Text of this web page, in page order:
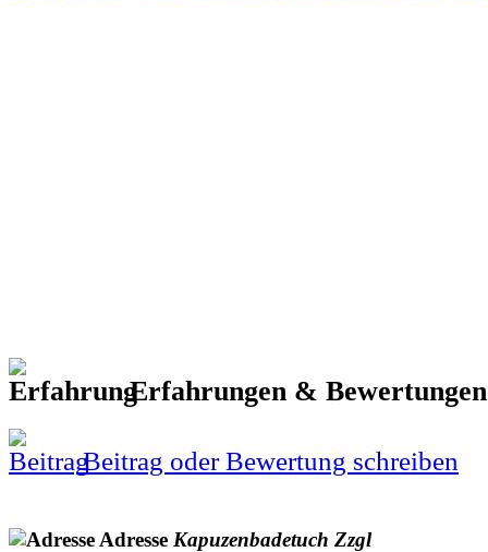
Erfahrungen &
Beitrag oder Bewertung schreiben
Adresse Kapuzenbadetuch Zzgl